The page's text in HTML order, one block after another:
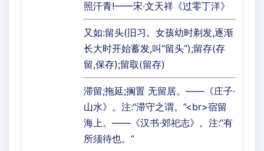
照汗青!——宋·文天祥《过零丁洋》
又如:留头(旧习。女孩幼时剃发,逐渐
长大时开始蓄发,叫“留头”);留存(存
留,保存);留取(留存)
滞留;拖延;搁置 无留居。——《庄子·
山水》。注:“滞守之谓。”<br>宿留
海上。——《汉书·郊祀志》。注:“有
所须待也。”